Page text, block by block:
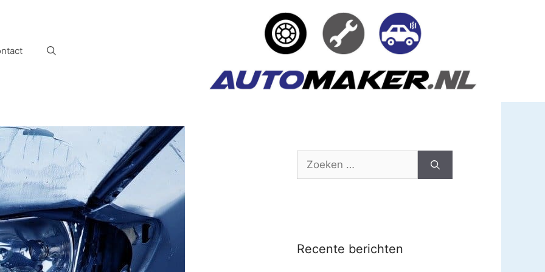
Zoek
Recente berichten